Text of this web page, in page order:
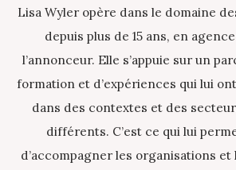
Lisa Wyler opère dans le domaine
depuis plus de 15 ans, en
l’annonceur. Elle s’appuie sur un
formation et d’expériences qui lui
dans des contextes et des
différents. C’est ce qui lui
d’accompagner les organisations